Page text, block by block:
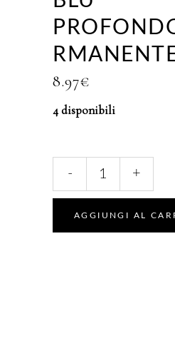
8.97€
4 disponibili
ProfondoSemipermanente
quantity
- +
AGGIUNGI AL